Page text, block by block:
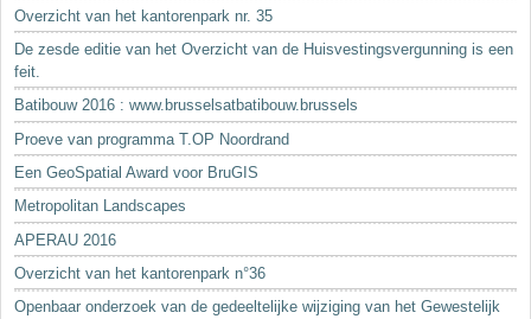
Overzicht van het kantorenpark nr. 35
De zesde editie van het Overzicht van de Huisvestingsvergunning is een
feit.
Batibouw 2016 : www.brusselsatbatibouw.brussels
Proeve van programma T.OP Noordrand
Een GeoSpatial Award voor BruGIS
Metropolitan Landscapes
APERAU 2016
Overzicht van het kantorenpark n°36
Openbaar onderzoek van de gedeeltelijke wijziging van het Gewestelijk